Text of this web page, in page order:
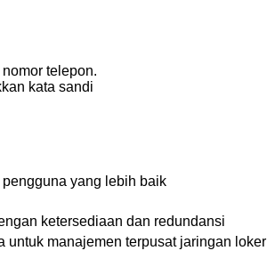
telepon.
kata sandi
yang lebih baik
ketersediaan dan redundansi
untuk manajemen terpusat jaringan loker